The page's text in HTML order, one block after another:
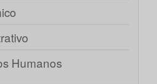
Humanos